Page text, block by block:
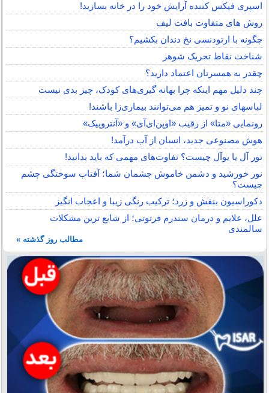
اسپری فیکس کننده آرایش خود را در خانه بسازید!
روش های متفاوت بافت لیف
چگونه با ارتودنسی نخ دندان بکشیم؟
شناخت نقاط تحریک شوهر
چقدر به همسرتان اعتماد دارید؟
چند دلیل مهم اینکه چرا بهانه گیری‌های کودک، چیز بدی نیست
لباس‎های نو و تمیز هم می‌توانند بیماری‌زا باشند!
رونمایی «متا» از رقیب «اوپن‌ای‌آی» و «آنتروپیک»
هوش مصنوعی جدید، انسان از آب درآمد!
تور آل یا یوآل چیست؟ تفاوت‌های مهمی که باید بدانید!
نور خورشید و دشمن خاموش چشمان شما؛ آفتاب سوختگی چشم
چیست؟
دکوراسیون بنفش و زرد؛ ترکیب رنگی زیبا و اعجاب انگیز
علل، علایم و درمان سندرم فرتوتی؛ از شایع ترین مشکلات
سالمندی
مطالب روز گذشته »